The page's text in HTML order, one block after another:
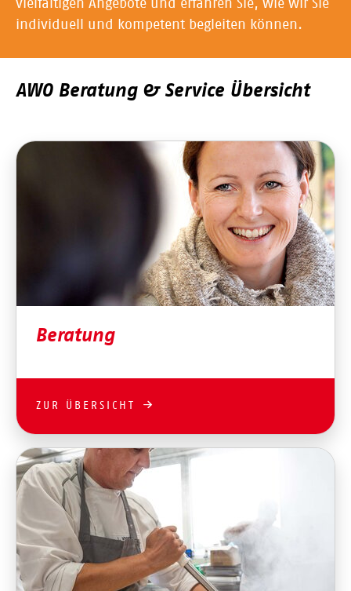
vielfältigen Angebote und erfahren Sie, wie wir Sie
individuell und kompetent begleiten können.
AWO Beratung & Service Übersicht
Beratung
ZUR ÜBERSICHT